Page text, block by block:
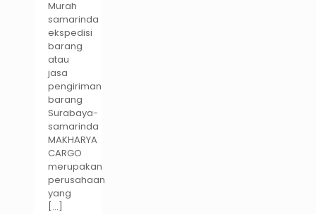
Murah
samarinda
ekspedisi
barang
atau
jasa
pengiriman
barang
Surabaya-
samarinda
MAKHARYA
CARGO
merupakan
perusahaan
yang
[…]